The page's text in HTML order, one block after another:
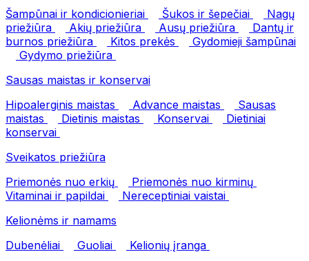
Šampūnai ir kondicionieriai
Šukos ir šepečiai
Nagų
priežiūra
Akių priežiūra Ausų priežiūra
Dantų ir
burnos priežiūra
Kitos prekės
Gydomieji šampūnai
Gydymo priežiūra
Sausas maistas ir konservai
Hipoalerginis maistas
Advance maistas
Sausas
maistas
Dietinis maistas Konservai
Dietiniai
konservai
Sveikatos priežiūra
Priemonės nuo erkių
Priemonės nuo kirminų
Vitaminai ir papildai
Nereceptiniai vaistai
Kelionėms ir namams
Dubenėliai
Guoliai
Kelionių įranga